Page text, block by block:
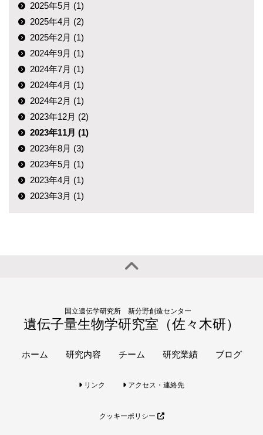
2025年5月 (1)
2025年4月 (2)
2025年2月 (1)
2024年9月 (1)
2024年7月 (1)
2024年4月 (1)
2024年2月 (1)
2023年12月 (2)
2023年11月 (1)
2023年8月 (3)
2023年5月 (1)
2023年4月 (1)
2023年3月 (1)
国立遺伝学研究所 新分野創造センター
遺伝子量生物学研究室（佐々木研）
ホーム 研究内容 チーム 研究業績 ブログ
リンク アクセス・連絡先
クッキーポリシー